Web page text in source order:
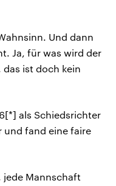
Und dann
Ja, für was wird der
ist doch kein
als Schiedsrichter
und fand eine faire
jede Mannschaft